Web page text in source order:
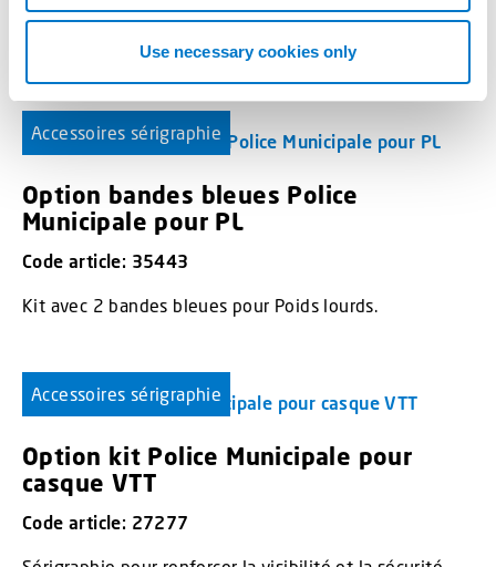
Use necessary cookies only
robustes, autonomes et conformes à la norme EN
Accessoires sérigraphie
Option bandes bleues Police
Municipale pour PL
Code article: 35443
Kit avec 2 bandes bleues pour Poids lourds.
Accessoires sérigraphie
Option kit Police Municipale pour
casque VTT
Code article: 27277